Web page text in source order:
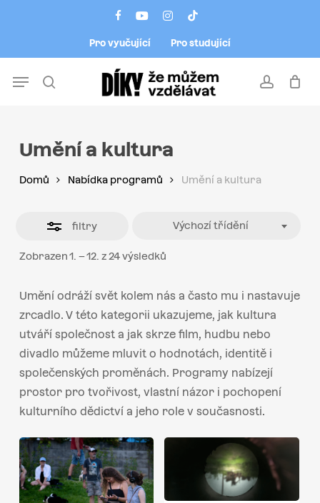
facebookyoutubeinstagram
tiktok
Pro vyučující Pro studující
account
Menu
Umění a kultura
Domů Nabídka programů Umění a kultura
filtry
Zobrazen 1. – 12. z 24 výsledků
Výchozí třídění
Umění odráží svět kolem nás a často mu i nastavuje
zrcadlo. V této kategorii ukazujeme, jak kultura
utváří společnost a jak skrze film, hudbu nebo
divadlo můžeme mluvit o hodnotách, identitě i
společenských proměnách. Programy nabízejí
prostor pro tvořivost, vlastní názor i pochopení
kulturního dědictví a jeho role v současnosti.